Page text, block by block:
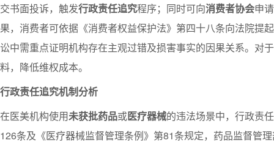
交书面投诉，触发行政责任追究程序；同时可向消费者协会申
果，消费者可依据《消费者权益保护法》第四十八条向法院提起
讼中需重点证明机构存在主观过错及损害事实的因果关系。对
料，降低维权成本。
行政责任追究机制分析
在医美机构使用未获批药品或医疗器械的违法场景中，行政责
126条及《医疗器械监督管理条例》第81条规定，药品监督管